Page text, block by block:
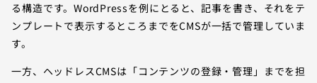
る構造です。WordPressを例にとると、記事を書き、それをテ
ンプレートで表示するところまでをCMSが一括で管理していま
す。
一方、ヘッドレスCMSは「コンテンツの登録・管理」までを担